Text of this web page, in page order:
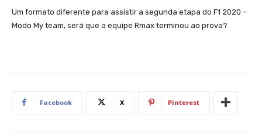
Um formato diferente para assistir a segunda etapa do F1 2020 –
Modo My team, será que a equipe Rmax terminou ao prova?
Facebook X Pinterest